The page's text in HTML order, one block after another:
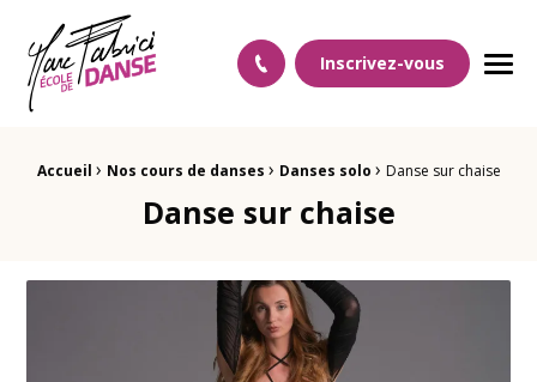
Ecole Danse Mulhouse Ecole de danse à Mulhouse
Inscrivez-vous
Fil d'Ariane :
Accueil › Nos cours de danses › Danses solo › Danse sur chaise
Danse sur chaise